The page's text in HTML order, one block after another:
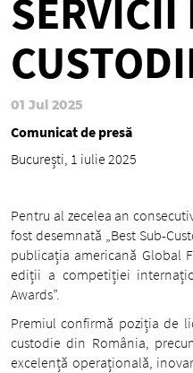
SERVICII
01 Jul 2025
Comunicat de presă
București, 1 iulie 2025
Pentru al zecelea an
fost desemnată „Best Sub-
publicația americană Global
ediții a competiției
Awards”.
Premiul confirmă poziția de
custodie din România,
excelență operațională,